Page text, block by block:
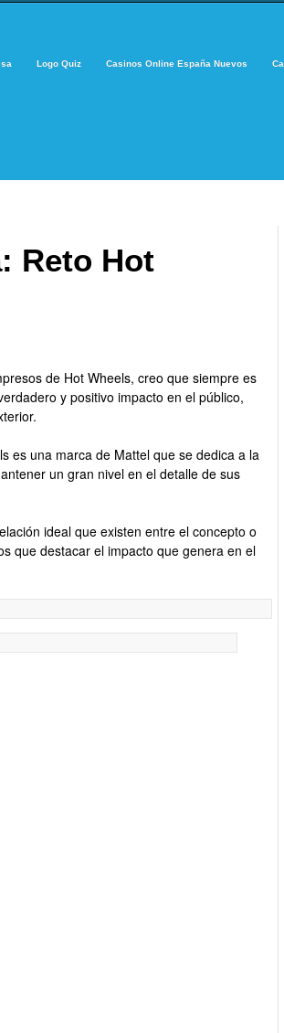
Logo Quiz Casinos Online España Nuevos
Reto Hot
de Hot Wheels, creo que siempre es
y positivo impacto en el público,
es una marca de Mattel que se dedica a la
un gran nivel en el detalle de sus
ideal que existen entre el concepto o
que destacar el impacto que genera en el